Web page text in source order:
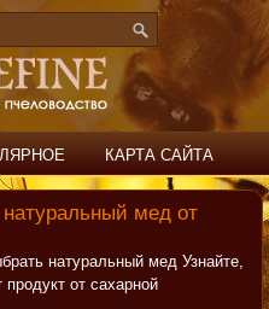
КАРТА САЙТА
натуральный мед от
натуральный мед Узнайте,
продукт от сахарной